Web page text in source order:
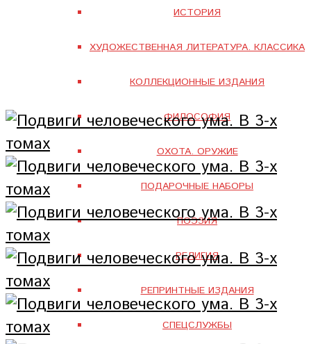
ИСТОРИЯ
ХУДОЖЕСТВЕННАЯ ЛИТЕРАТУРА. КЛАССИКА
КОЛЛЕКЦИОННЫЕ ИЗДАНИЯ
ФИЛОСОФИЯ
ОХОТА. ОРУЖИЕ
ПОДАРОЧНЫЕ НАБОРЫ
ПОЭЗИЯ
РЕЛИГИЯ
РЕПРИНТНЫЕ ИЗДАНИЯ
СПЕЦСЛУЖБЫ